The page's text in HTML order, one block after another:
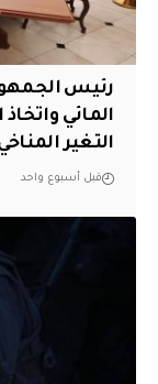
رئيس
المائي
التغير
قبل أسبوع واحد